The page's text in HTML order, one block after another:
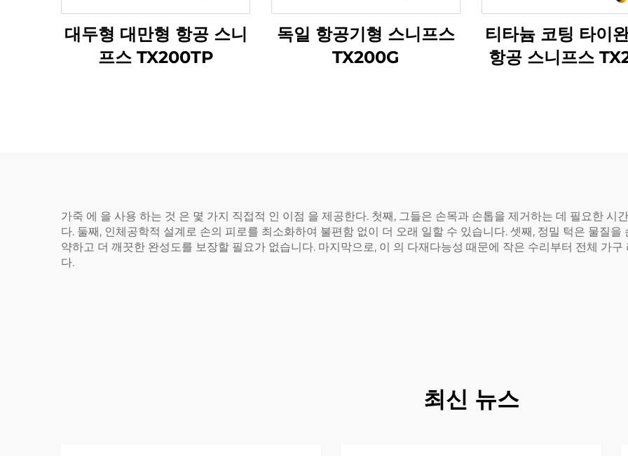
대두형 대만형 항공 스니
프스 TX200TP
독일 항공기형 스니프스
TX200G
티타늄 코팅 타이
항공 스니프스
가죽 에 을 사용 하는 것 은 몇 가지 직접적 인 이점 을 제공한다. 첫째, 그들은 손목과 손톱을 제거하는 데 필요한 시
다. 둘째, 인체공학적 설계로 손의 피로를 최소화하여 불편함 없이 더 오래 일할 수 있습니다. 셋째, 정밀 턱은 물질
약하고 더 깨끗한 완성도를 보장할 필요가 없습니다. 마지막으로, 이 의 다재다능성 때문에 작은 수리부터 전체 가
다.
최신 뉴스